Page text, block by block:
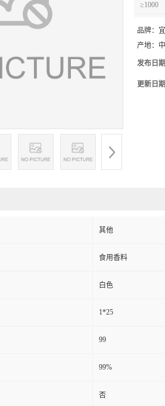
≥1000
品牌：
产地：
发布日
更新日
其他
食用香料
白色
1*25
99
99%
否